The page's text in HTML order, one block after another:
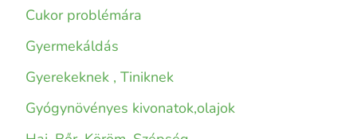
Cukor problémára
Gyermekáldás
Gyerekeknek , Tiniknek
Gyógynövényes kivonatok,olajok